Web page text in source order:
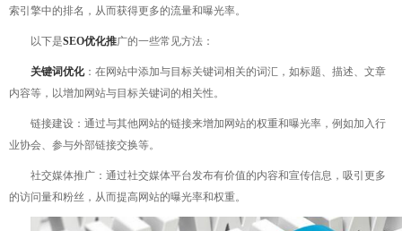
索引擎中的排名，从而获得更多的流量和曝光率。
以下是SEO优化推广的一些常见方法：
关键词优化：在网站中添加与目标关键词相关的词汇，如标题、描述、文章
内容等，以增加网站与目标关键词的相关性。
链接建设：通过与其他网站的链接来增加网站的权重和曝光率，例如加入行
业协会、参与外部链接交换等。
社交媒体推广：通过社交媒体平台发布有价值的内容和宣传信息，吸引更多
的访问量和粉丝，从而提高网站的曝光率和权重。